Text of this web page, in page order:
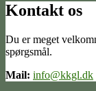
Kontakt os
Du er meget
spørgsmål.
Mail: info@kkgl.dk